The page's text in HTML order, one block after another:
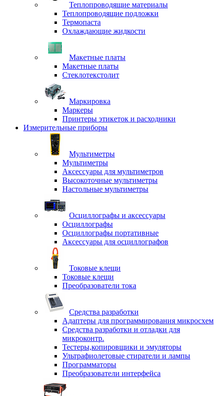
Теплопроводящие материалы
Теплопроводящие подложки
Термопаста
Охлаждающие жидкости
Макетные платы
Макетные платы
Стеклотекстолит
Маркировка
Маркеры
Принтеры этикеток и расходники
Измерительные приборы
Мультиметры
Мультиметры
Аксессуары для мультиметров
Высокоточные мультиметры
Настольные мультиметры
Осциллографы и аксессуары
Осциллографы
Осциллографы портативные
Аксессуары для осциллографов
Токовые клещи
Токовые клещи
Преобразователи тока
Средства разработки
Адаптеры для программирования микросхем
Средства разработки и отладки для
микроконтр.
Тестеры,копировщики и эмуляторы
Ультрафиолетовые стиратели и лампы
Программаторы
Преобразователи интерфейса